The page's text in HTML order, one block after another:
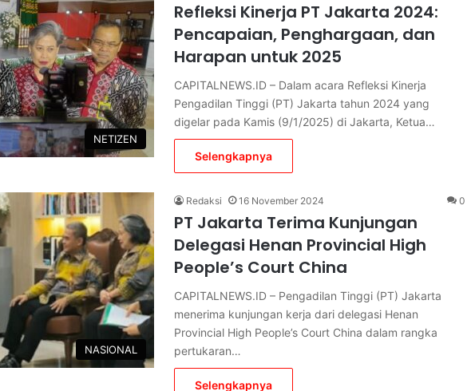
NETIZEN
Refleksi Kinerja PT Jakarta 2024:
Pencapaian, Penghargaan, dan
Harapan untuk 2025
CAPITALNEWS.ID – Dalam acara Refleksi Kinerja
Pengadilan Tinggi (PT) Jakarta tahun 2024 yang
digelar pada Kamis (9/1/2025) di Jakarta, Ketua…
Selengkapnya
NASIONAL
Redaksi 16 November 2024 0
PT Jakarta Terima Kunjungan
Delegasi Henan Provincial High
People’s Court China
CAPITALNEWS.ID – Pengadilan Tinggi (PT) Jakarta
menerima kunjungan kerja dari delegasi Henan
Provincial High People’s Court China dalam rangka
pertukaran…
Selengkapnya